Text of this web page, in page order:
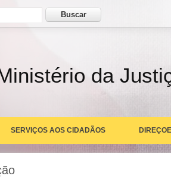
Buscar
da
SERVIÇOS AOS CIDADÃOS